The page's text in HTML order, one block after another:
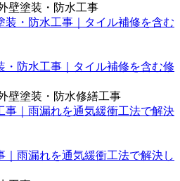
壁塗装・防水工事
・防水工事｜タイル補修を含む修
壁塗装・防水修繕工事
雨漏れを通気緩衝工法で解決し